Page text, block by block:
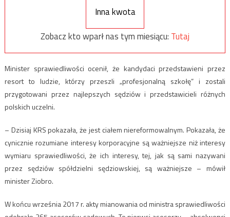
Inna kwota
Zobacz kto wparł nas tym miesiącu: Tutaj
Minister sprawiedliwości ocenił, że kandydaci przedstawieni przez
resort to ludzie, którzy przeszli „profesjonalną szkołę” i zostali
przygotowani przez najlepszych sędziów i przedstawicieli różnych
polskich uczelni.
– Dzisiaj KRS pokazała, że jest ciałem niereformowalnym. Pokazała, że
cynicznie rozumiane interesy korporacyjne są ważniejsze niż interesy
wymiaru sprawiedliwości, że ich interesy, tej, jak są sami nazywani
przez sędziów spółdzielni sędziowskiej, są ważniejsze – mówił
minister Ziobro.
W końcu września 2017 r. akty mianowania od ministra sprawiedliwości